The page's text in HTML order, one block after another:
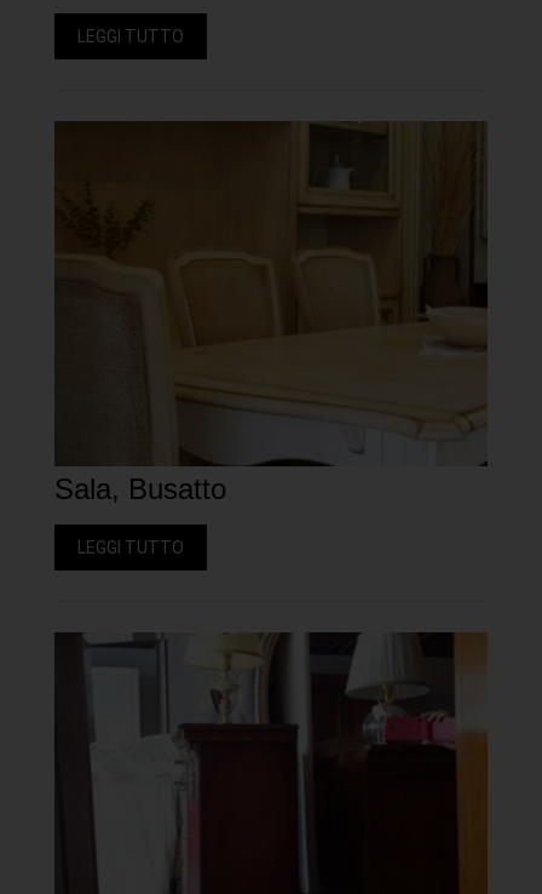
LEGGI TUTTO
Sala, Busatto
LEGGI TUTTO